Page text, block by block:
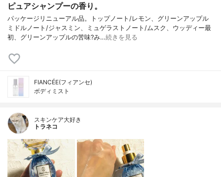
ピュアシャンプーの香り。
パッケージリニューアル品。トップノート/レモン、グリーンアップル
ミドルノート/ジャスミン、ミュゲラストノート/ムスク、ウッディー最
初、グリーンアップルの苦味?み…続きを見る
FIANCÉE(フィアンセ)
ボディミスト
スキンケア大好き
トラネコ